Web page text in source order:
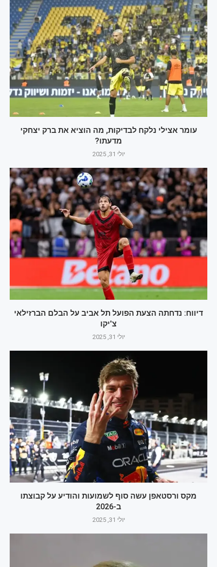
עומר אצילי נלקח לבדיקות, מה הוציא את ברק יצחקי
מדעתו?
יולי 31, 2025
דיווח: נדחתה הצעת הפועל תל אביב על הבלם הברזילאי
צ'יקו
יולי 31, 2025
מקס ורסטאפן עשה סוף לשמועות והודיע על קבוצתו
ב-2026
יולי 31, 2025